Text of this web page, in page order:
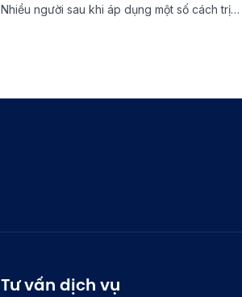
Nhiều người sau khi áp dụng một số cách trị
Tư vấn dịch vụ